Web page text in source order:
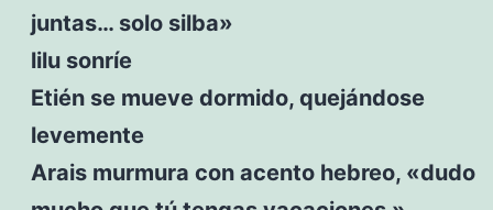
juntas… solo silba»
lilu sonríe
Etién se mueve dormido, quejándose
levemente
Arais murmura con acento hebreo, «dudo